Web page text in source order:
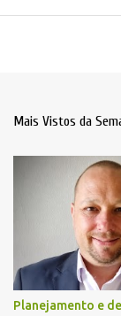
Mais Vistos da
Planejamento e